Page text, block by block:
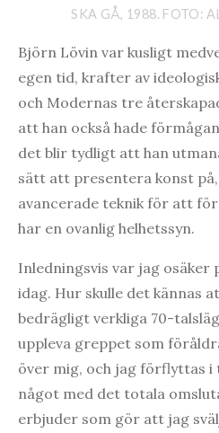
SKA GÅ, 1988. FOTO:
Björn Lövin var kusligt
egen tid, krafter av
och Modernas tre
att han också hade
det blir tydligt att han
sätt att presentera konst
avancerade teknik för att
har en ovanlig helhetssyn.
Inledningsvis var jag osäker
idag. Hur skulle det kännas
bedrägligt verkliga 70-
uppleva greppet som
över mig, och jag förflyttas i
något med det totala
erbjuder som gör att jag